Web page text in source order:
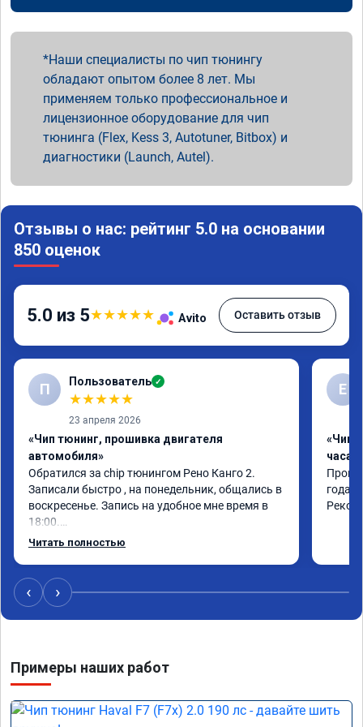
Наши специалисты по чип тюнингу
обладают опытом более 8 лет. Мы
применяем только профессиональное и
лицензионное оборудование для чип
тюнинга (Flex, Kess 3, Autotuner, Bitbox) и
диагностики (Launch, Autel).
Отзывы о нас: рейтинг 5.0 на основании
850 оценок
5.0 из 5★★★★★ Avito Оставить отзыв
П Пользователь ✓
★★★★★
23 апреля 2026
«Чип тюнинг, прошивка двигателя
автомобиля»
Обратился за chip тюнингом Рено Канго 2.
Записали быстро , на понедельник, общались в
воскресенье. Запись на удобное мне время в
18:00.
Работу выполнили за 30 минут, качественно,
Читать полностью
Е
«Чип
часа»
года.
‹ ›
Примеры наших работ